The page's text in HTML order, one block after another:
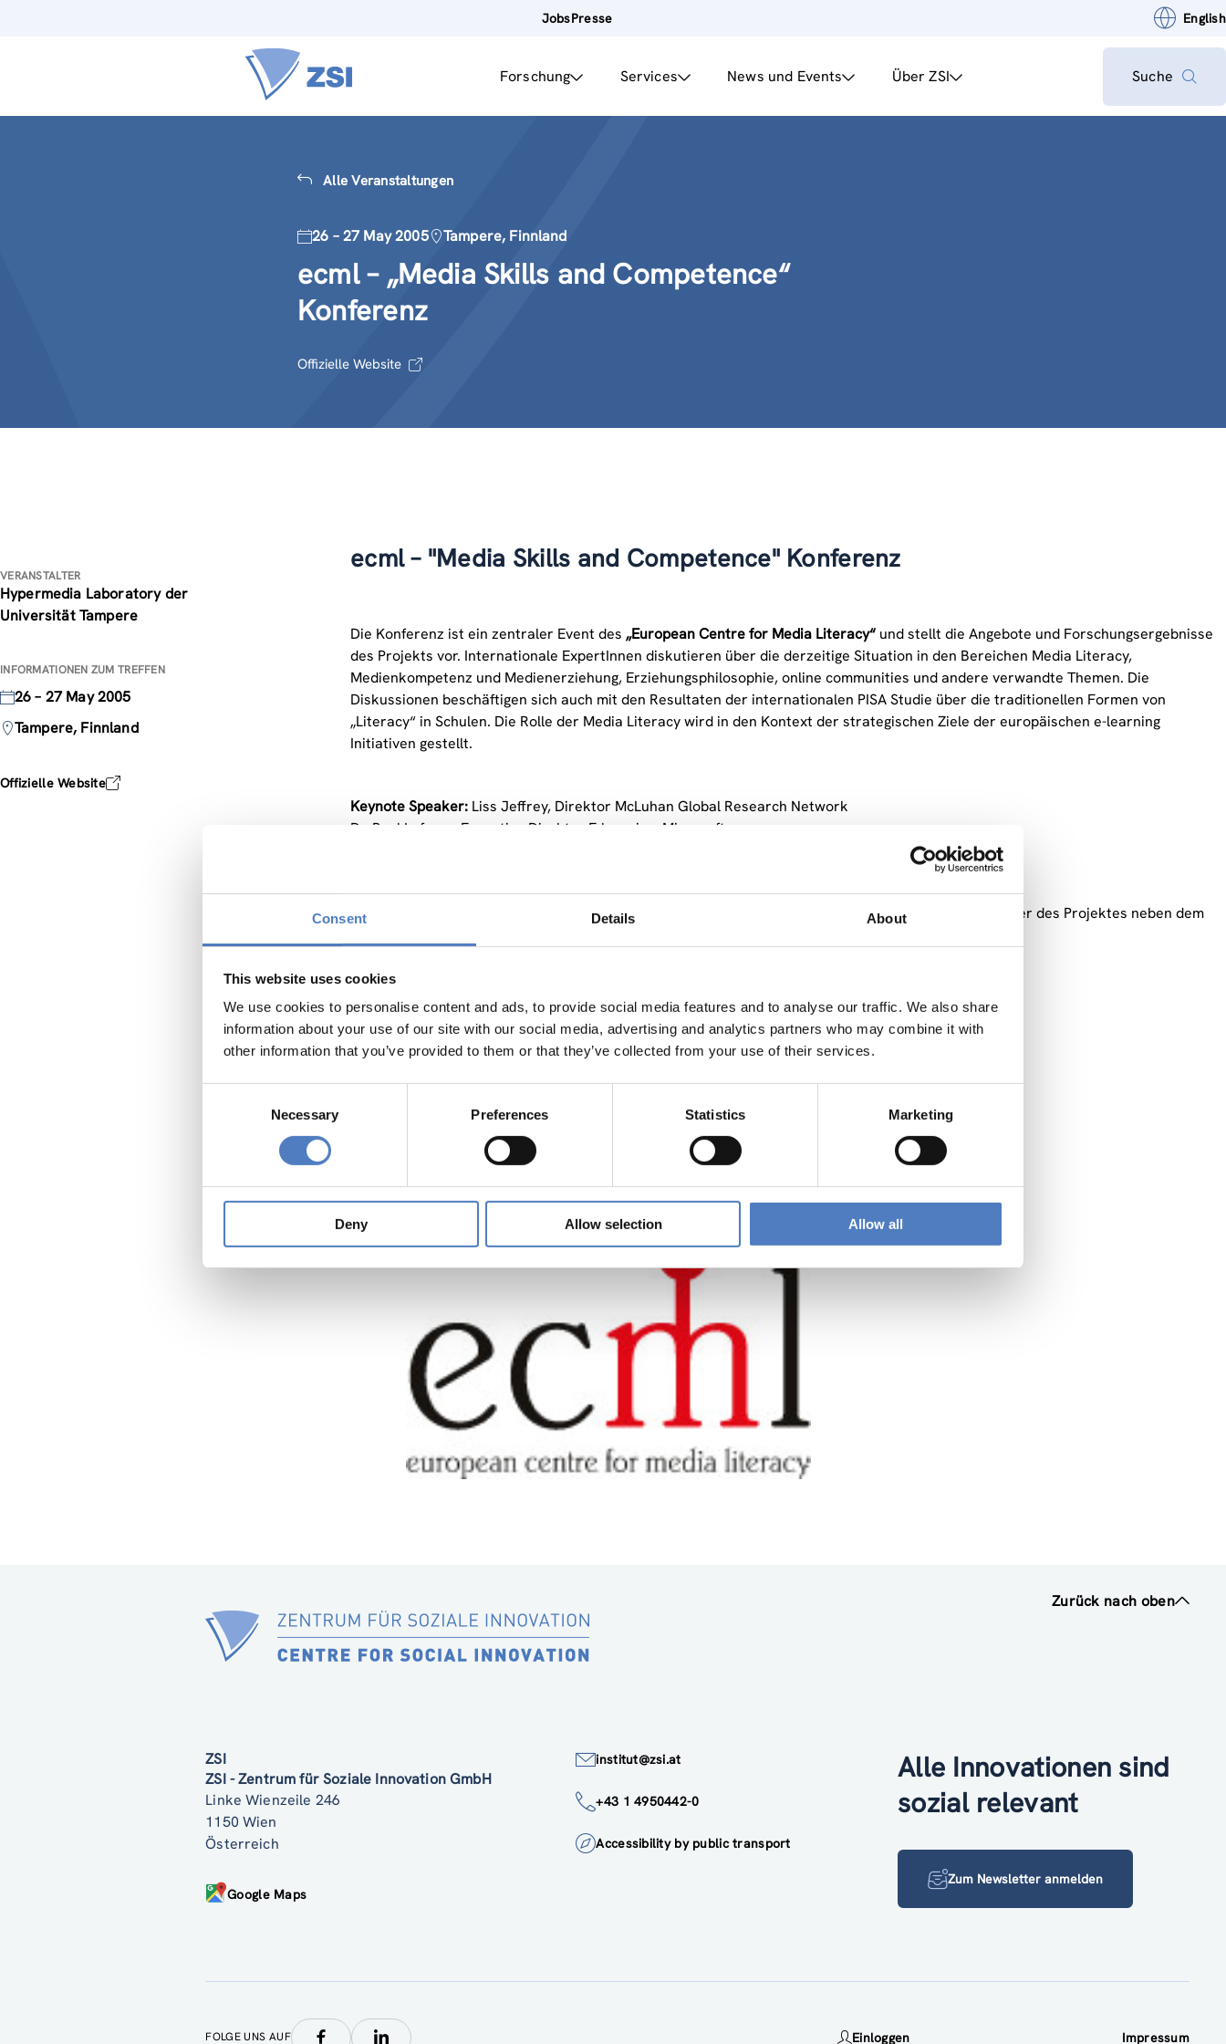
Consent Details About
This website uses cookies
We use cookies to personalise content and ads, to provide social media features and to analyse our traffic. We also share
information about your use of our site with our social media, advertising and analytics partners who may combine it with
other information that you’ve provided to them or that they’ve collected from your use of their services.
Necessary Preferences Statistics Marketing
Deny Allow selection Allow all
JobsPresse English
Forschung Services News und Events Über ZSI Suche
Alle Veranstaltungen
26 – 27 May 2005 Tampere, Finnland
ecml – „Media Skills and Competence“
Konferenz
Offizielle Website
VERANSTALTER
Hypermedia Laboratory der
Universität Tampere
INFORMATIONEN ZUM TREFFEN
26 – 27 May 2005
Tampere, Finnland
Offizielle Website
ecml – "Media Skills and Competence" Konferenz
Die Konferenz ist ein zentraler Event des „European Centre for Media Literacy“und stellt die Angebote und Forschungsergebnisse
des Projekts vor. Internationale ExpertInnen diskutieren über die derzeitige Situation in den Bereichen Media Literacy,
Medienkompetenz und Medienerziehung, Erziehungsphilosophie, online communities und andere verwandte Themen. Die
Diskussionen beschäftigen sich auch mit den Resultaten der internationalen PISA Studie über die traditionellen Formen von
„Literacy“ in Schulen. Die Rolle der Media Literacy wird in den Kontext der strategischen Ziele der europäischen e-learning
Initiativen gestellt.
Keynote Speaker:Liss Jeffrey, Direktor McLuhan Global Research Network
Dr. Paul Lefrere, Executive Direktor E-learning, Microsoft
Prof. Tapio Varis, Unesco Chair Global e-Learning, Präsident des Global University System.
Die Organisation liegt beim Partner Hypermedia Laboratory der Universität Tampere, Finnland. Partner des Projektes neben dem
Link zur Projektwebsite: http://www.ecml-eu.org.
Zurück nach oben
ZSI
ZSI - Zentrum für Soziale Innovation GmbH
Linke Wienzeile 246
1150 Wien
Österreich
Google Maps
institut@zsi.at
+43 1 4950442-0
Accessibility by public transport
Alle Innovationen sind
sozial relevant
Zum Newsletter anmelden
FOLGE UNS AUF Einloggen Impressum